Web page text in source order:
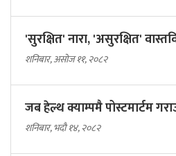
'सुरक्षित' नारा, 'असुरक्षित'
शनिबार, असोज ११, २०८२
जब हेल्थ क्याम्पमै पोस्टमार्टम
शनिबार, भदौ १४, २०८२